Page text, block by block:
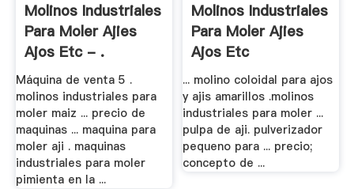
Molinos Industriales
Para Moler Ajies
Ajos Etc - .
Máquina de venta 5 .
molinos industriales para
moler maiz ... precio de
maquinas ... maquina para
moler aji . maquinas
industriales para moler
pimienta en la ...
Molinos Industriales
Para Moler Ajies
Ajos Etc
... molino coloidal para ajos
y ajis amarillos .molinos
industriales para moler ...
pulpa de aji. pulverizador
pequeno para ... precio;
concepto de ...